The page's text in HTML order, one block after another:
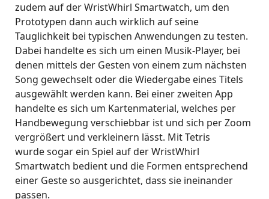
zudem auf der WristWhirl Smartwatch, um den
Prototypen dann auch wirklich auf seine
Tauglichkeit bei typischen Anwendungen zu testen.
Dabei handelte es sich um einen Musik-Player, bei
denen mittels der Gesten von einem zum nächsten
Song gewechselt oder die Wiedergabe eines Titels
ausgewählt werden kann. Bei einer zweiten App
handelte es sich um Kartenmaterial, welches per
Handbewegung verschiebbar ist und sich per Zoom
vergrößert und verkleinern lässt. Mit Tetris
wurde sogar ein Spiel auf der WristWhirl
Smartwatch bedient und die Formen entsprechend
einer Geste so ausgerichtet, dass sie ineinander
passen.